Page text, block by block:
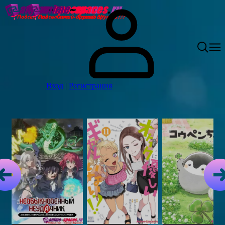
Вход | Регистрация